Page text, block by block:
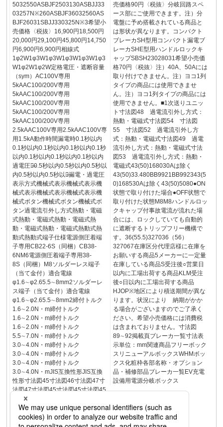
5032550ASBJF2503130ASBJJ33
03257N※260ASBJF36032560AS
BJF26031SBJJ330325N※3希望小
売価格〈税抜〉16,900円18,500円
20,000円29,100円45,800円14,750
円6,900円6,900円相線式
1φ2W1φ3W1φ3W1φ3W1φ3W1φ3
W1φ2W1φ2W定格電圧・遮断容量
（sym）AC100V専用
5kAAC100/200V専用
5kAAC100/200V専用
5kAAC100/200V専用
5kAAC100/200V専用
5kAAC100/200V専用
2.5kAAC100V専用2.5kAAC100V専
用1.5kA動作時間漏電時0.1秒以内
0.1秒以内0.1秒以内0.1秒以内0.1秒
以内0.1秒以内0.1秒以内0.1秒以内
過電圧時̶0.5秒以内0.5秒以内0.5秒以
内0.5秒以内0.5秒以内̶̶漏電・過電圧
表示方式機械式表示機械式表示機
械式表示機械式表示機械式表示機
械式ボタン機械式ボタン機械式ボ
タン過電流引外し方式熱動・電磁
式熱動・電磁式熱動・電磁式熱
動・電磁式熱動・電磁式熱動式熱
動式熱動式端子仕様電源側圧着端
子専用CB22-6S（同梱）CB38-
6NM6電源側圧着端子専用38-
8S（同梱）M8ソルダーレス端子
（当て金付）適合電線
φ1.6∼φ2.65.5∼8mm2ソルダーレ
ス端子（当て金付）適合電線
φ1.6∼φ2.65.5∼8mm2締付トルク
1.6∼2.0N・m締付トルク
1.6∼2.0N・m締付トルク
1.6∼2.0N・m締付トルク
5.5∼7.0N・m締付トルク
3.0∼4.0N・m締付トルク
3.0∼4.0N・m締付トルク
3.0∼4.0N・m締付トルク
3.0∼4.0N・mJIS互換性形JIS互換
性形寸法図45寸法図46寸法図47寸
法図47寸法図45寸法図45寸法図45
寸法図45電源側圧着端子専用5.5-
68-6（同梱）30AM640-60A電源側
圧着端子専用8-614-6（同梱）
売価格90円〈税抜〉分岐回路スペ
ース部にご使用できます。注）分
電盤に予め搭載されている商品と
は形状が異なります。コンパクト
ブレーカSH型用コンパクト漏電ブ
レーカSHE型用ハンドルロックキ
ャップSBSH23028031希望小売価
格70円〈税抜〉注）40A、50Aには
取り付けできません。注）ヨコ1列
タイプの商品には使用できませ
ん。注）ヨコ1列タイプの商品には
使用できません。■1次送りユニッ
ト寸法図48 過電流引外し方式：
熱動・電磁式寸法図54 寸法図
55 寸法図52 過電流引外し方
式：熱動・電磁式寸法図49 過電
流引外し方式：熱動・電磁式寸法
図53 過電流引外し方式：熱動・
電磁式43(50)168030Aは除く
43(50)33.480BB9921BB992343(5
0)168530Aは除く43(50)5080●ON
状態で取り付けた場合●OFF状態で
取り付けた状態M8M8ハンドルロッ
クキャップ付事故電流が流れた場
合には、ロックしていても自動的
に遮断するトリップフリー機構で
す。36(55.5)327036（56）
327067在庫区分代理店様に在庫を
お願いする商品5メーカーに一定量
在庫している商品S受注後○営業日
以内に工場出荷する商品KLM受注
後○日以内に工場出荷する商品
HJOP※地区により積送期間が異な
ります。状況により 納期がかか
る場合がございますのでご了承く
ださい。希望小売価格には消費税
は含まれておりません。寸法図
89∼92掲載頁ブレーカ一覧寸法表
示単位：mm関連商品フリーボック
スリニューアルボックスWHMボッ
クス化粧枠各部名称・オプション
品・補修部品ブレーカ一覧EV充電
設備用電源分岐ボックス